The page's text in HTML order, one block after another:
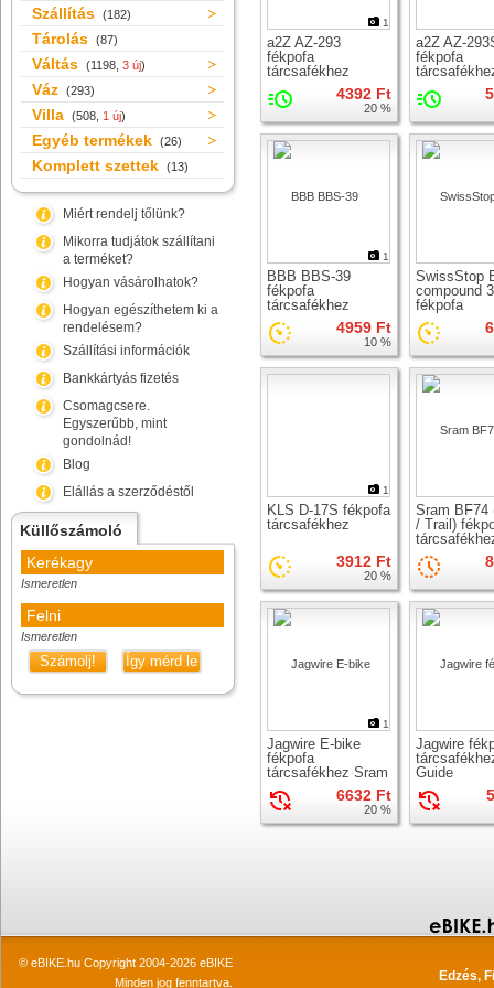
Szállítás (182)
Tárolás (87)
Váltás (1198, 3 új)
Váz (293)
Villa (508, 1 új)
Egyéb termékek (26)
Komplett szettek (13)
Miért rendelj tőlünk?
Mikorra tudjátok szállítani
a terméket?
Hogyan vásárolhatok?
Hogyan egészíthetem ki a
rendelésem?
Szállítási információk
Bankkártyás fizetés
Csomagcsere.
Egyszerűbb, mint
gondolnád!
Blog
Elállás a szerződéstől
Küllőszámoló
Kerékagy
Ismeretlen
Felni
Ismeretlen
Számolj! Így mérd le
1
a2Z AZ-293
fékpofa
tárcsafékhez
4392 Ft
20 %
a2Z AZ-
fékpofa
1
BBB BBS-39
fékpofa
tárcsafékhez
4959 Ft
10 %
SwissStop
compound
fékpofa
1
KLS D-17S fékpofa
tárcsafékhez
3912 Ft
20 %
Sram BF74
/ Trail)
1
Jagwire E-bike
fékpofa
tárcsafékhez Sram
Guide, G2
6632 Ft
20 %
Jagwire
Guide
© eBIKE.hu Copyright 2004-2026 eBIKE
Minden jog fenntartva.
Edzés,